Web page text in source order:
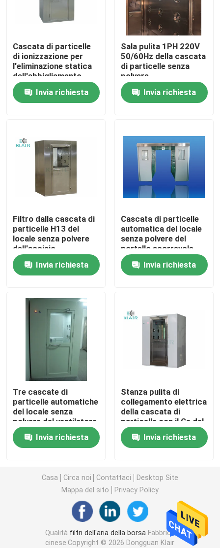
Prodotti
Circa noi
Controllo di qualità
Contattici
Richieda una citazione
filtri dell'aria della borsa
filtro dell'aria di hepa
Unità di filtraggio del fan FFU
Cascata di particelle del locale senza polvere
Filtri dell'aria della cabina di spruzzo
Filtro dell'aria attivato del carbonio
filtro dell'aria ad alta temperatura
filtri dell'aria pieghettati
filtri dal purificatore dell'aria
Cascata di particelle
di ionizzazione per
l'eliminazione statica
dell'abbigliamento
pulito del lavoratore
Invia richiesta
Sala pulita 1PH 220V
50/60Hz della cascata
di particelle senza
polvere
Invia richiesta
Filtro dalla cascata di
particelle H13 del
locale senza polvere
dell'acciaio
inossidabile per
contaminazione
polverizzata
Invia richiesta
Cascata di particelle
automatica del locale
senza polvere del
portello scorrevole
per rimozione di
polvere carico/della
persona
Invia richiesta
Tre cascate di
particelle automatiche
del locale senza
polvere del ventilatore
laterale con gli ugelli
regolabiliInvia richiesta
Stanza pulita di
collegamento elettrica
della cascata di
particelle con il Ce del
filtrante di Hepa
certificatoInvia richiesta
Casa Circa noi Contattaci
Desktop Site
Mappa del sito
Privacy Policy
Qualità filtri dell'aria della borsa Fabbrica
cinese.Copyright © 2026 Dongguan Klair